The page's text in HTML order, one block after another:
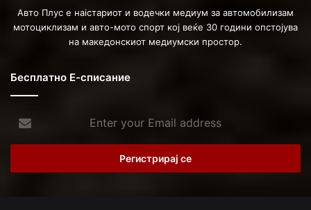
Авто Плус е наістариот и водечки медиум за автомобилизам
мотоциклизам и авто-мото спорт кој веќе 30 години опстојува
на македонскиот медиумски простор.
Бесплатно Е-списание
your
Email